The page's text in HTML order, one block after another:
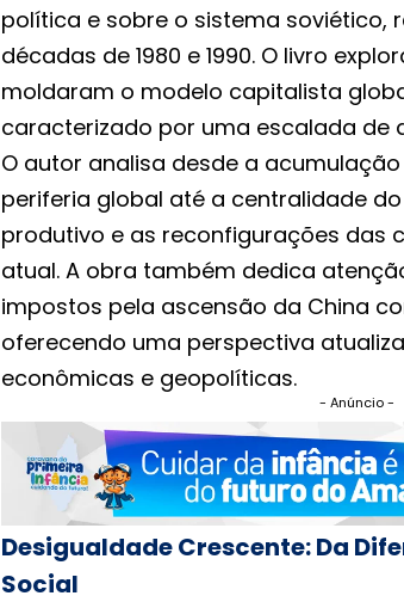
política e sobre o sistema soviético,
décadas de 1980 e 1990. O livro
moldaram o modelo capitalista
caracterizado por uma escalada de
O autor analisa desde a
periferia global até a centralidade
produtivo e as reconfigurações das
atual. A obra também dedica
impostos pela ascensão da China
oferecendo uma perspectiva
econômicas e geopolíticas.
- Anúncio -
Desigualdade Crescente: Da
Social